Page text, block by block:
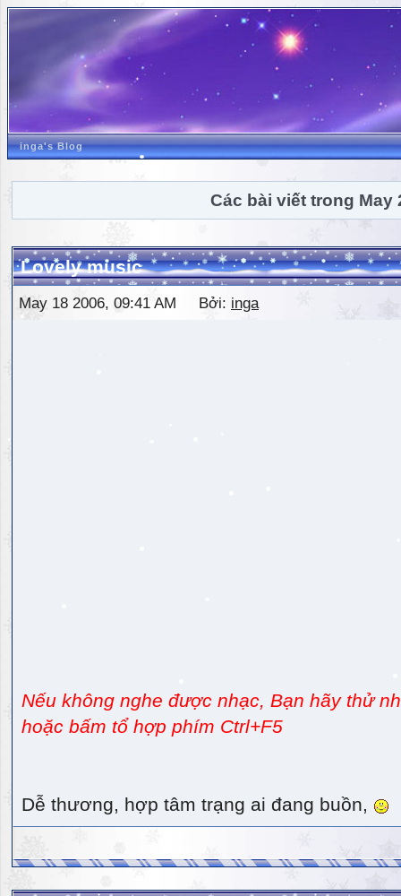
inga's Blog
Các bài viết trong May
Lovely music
May 18 2006, 09:41 AM Bởi: inga
Nếu không nghe được nhạc, Bạn hãy thử
hoặc bấm tổ hợp phím Ctrl+F5
Dễ thương, hợp tâm trạng ai đang buồn,